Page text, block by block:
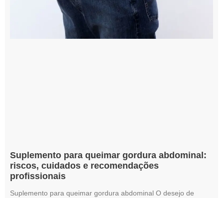
Suplemento para queimar gordura abdominal:
riscos, cuidados e recomendações
profissionais
Suplemento para queimar gordura abdominal O desejo de